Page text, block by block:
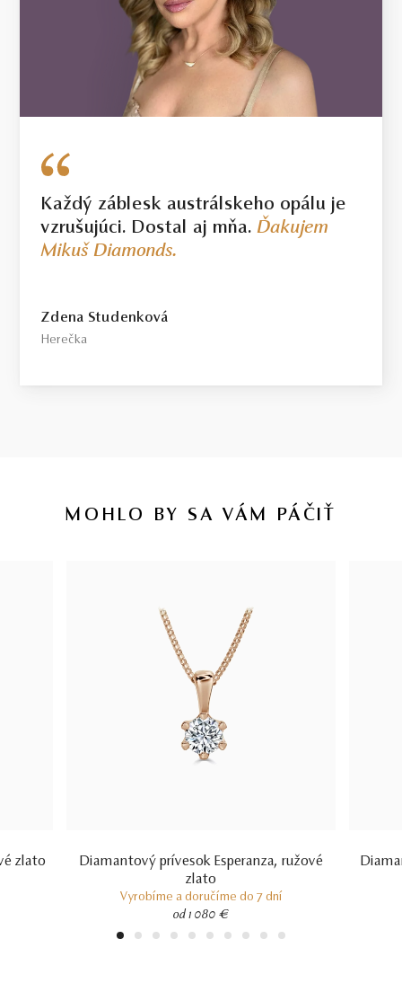
Každý záblesk austrálskeho opálu je
vzrušujúci. Dostal aj mňa.Ďakujem
Mikuš Diamonds.
Zdena Studenková
Herečka
MOHLO BY SA VÁM PÁČIŤ
zlato
Diamantový prívesok Esperanza, ružové
zlato
Vyrobíme a doručíme do 7 dní
od 1 080 €
1 2 3 4 5 6 7 8 9 10